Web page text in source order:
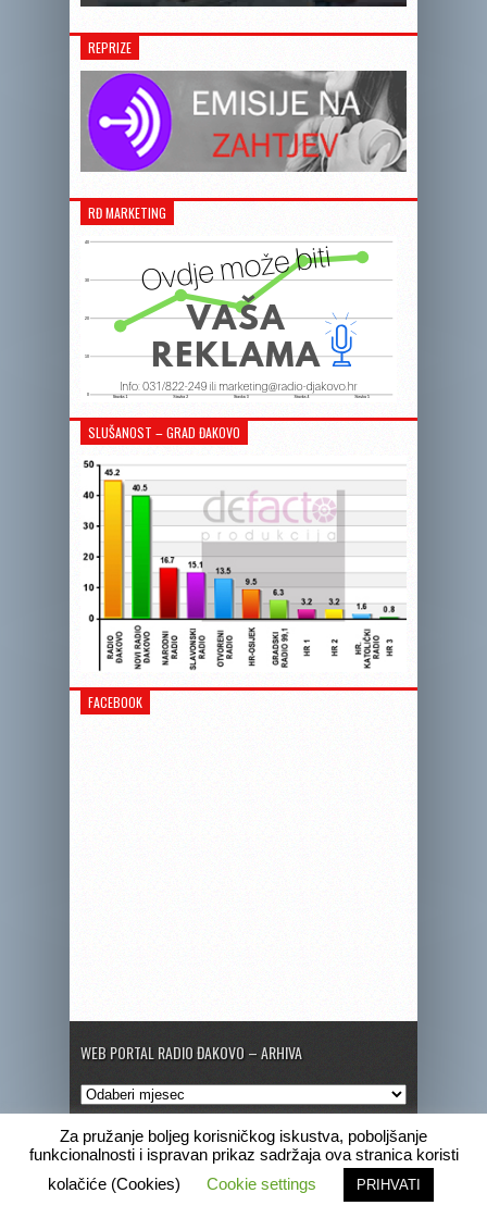
REPRIZE
RĐ MARKETING
SLUŠANOST – GRAD ĐAKOVO
FACEBOOK
WEB PORTAL RADIO ĐAKOVO – ARHIVA
Web
portal
Radio
Đakovo
Arhiva
Copyright © 2020 Radio Đakovo
Marketing Pogrebne obavijesti Program
Za pružanje boljeg korisničkog iskustva, poboljšanje
funkcionalnosti i ispravan prikaz sadržaja ova stranica koristi
kolačiće (Cookies)
Cookie settings PRIHVATI